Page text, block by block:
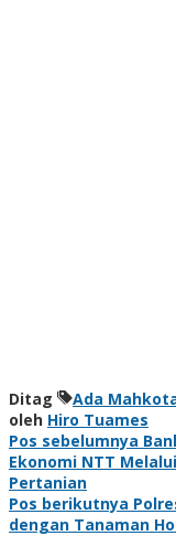
Ditag Ada
oleh Hiro Tuames
Navigasi
pos
Pos sebelumnya
Ekonomi NTT
Pertanian
Pos berikutnya
dengan Tanaman